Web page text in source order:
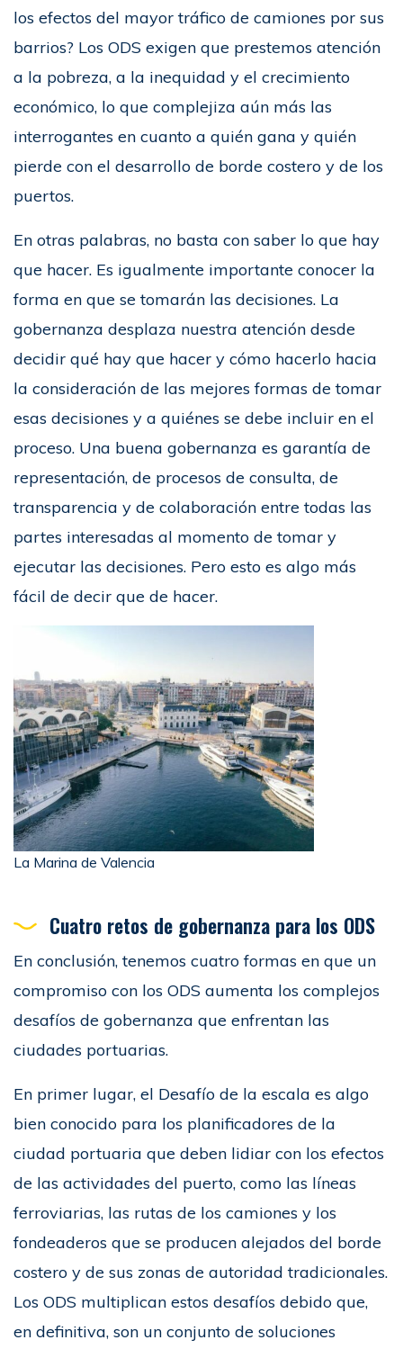
los efectos del mayor tráfico de camiones por sus
barrios? Los ODS exigen que prestemos atención
a la pobreza, a la inequidad y el crecimiento
económico, lo que complejiza aún más las
interrogantes en cuanto a quién gana y quién
pierde con el desarrollo de borde costero y de los
puertos.
En otras palabras, no basta con saber lo que hay
que hacer. Es igualmente importante conocer la
forma en que se tomarán las decisiones. La
gobernanza desplaza nuestra atención desde
decidir qué hay que hacer y cómo hacerlo hacia
la consideración de las mejores formas de tomar
esas decisiones y a quiénes se debe incluir en el
proceso. Una buena gobernanza es garantía de
representación, de procesos de consulta, de
transparencia y de colaboración entre todas las
partes interesadas al momento de tomar y
ejecutar las decisiones. Pero esto es algo más
fácil de decir que de hacer.
La Marina de Valencia
Cuatro retos de gobernanza para los ODS
En conclusión, tenemos cuatro formas en que un
compromiso con los ODS aumenta los complejos
desafíos de gobernanza que enfrentan las
ciudades portuarias.
En primer lugar, el Desafío de la escala es algo
bien conocido para los planificadores de la
ciudad portuaria que deben lidiar con los efectos
de las actividades del puerto, como las líneas
ferroviarias, las rutas de los camiones y los
fondeaderos que se producen alejados del borde
costero y de sus zonas de autoridad tradicionales.
Los ODS multiplican estos desafíos debido que,
en definitiva, son un conjunto de soluciones